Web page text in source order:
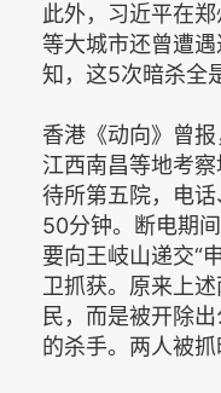
此外，习近平在
等大城市还曾遭
知，这5次暗杀全
香港《动向》曾
江西南昌等地考
待所第五院，电
50分钟。断电期间
要向王岐山递交“
卫抓获。原来上
民，而是被开除
的杀手。两人被抓